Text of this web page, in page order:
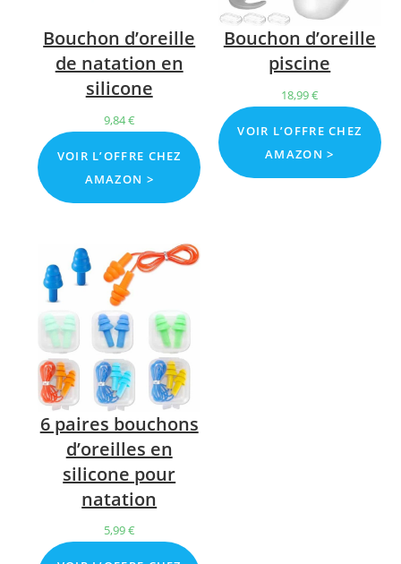
Bouchon d’oreille
de natation en
silicone
9,84€
VOIR L’OFFRE CHEZ
AMAZON >
Bouchon d’oreille
piscine
18,99€
VOIR L’OFFRE CHEZ
AMAZON >
6 paires bouchons
d’oreilles en
silicone pour
natation
5,99€